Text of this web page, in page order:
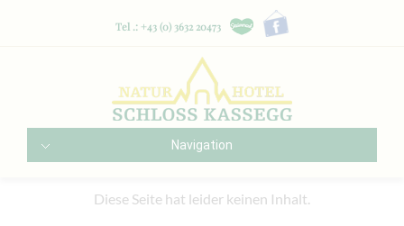
Tel .: +43 (0) 3632 20473
Navigation
Diese Seite hat leider keinen Inhalt.